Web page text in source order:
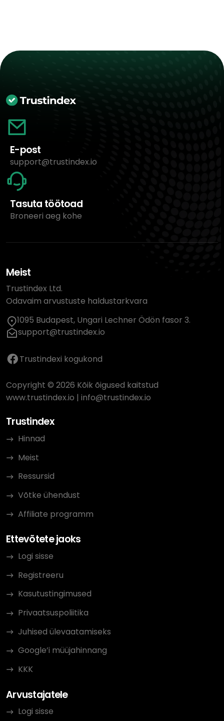
E-post
support@trustindex.io
Tasuta töötoad
Broneeri aeg kohe
Meist
Trustindex Ltd.
Odavaim arvustuste haldustarkvara
1095 Budapest, Ungari Lechner Ödön fasor 3.
support@trustindex.io
Trustindexi kogukond
Copyright © 2026 Kõik õigused kaitstud
www.trustindex.io | info@trustindex.io
Trustindex
Hinnad
Meist
Ressursid
Võtke ühendust
Affiliate programm
Ettevõtete jaoks
Logi sisse
Registreeru
Kasutustingimused
Privaatsuspoliitika
Juhised ülevaatamiseks
Google’i müüjahinnang
KKK
Arvustajatele
Logi sisse